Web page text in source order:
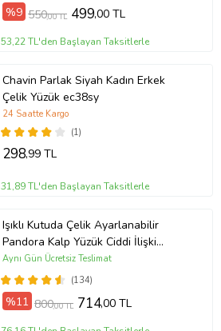
%9 550,00 TL 499,00 TL
53,22 TL'den Başlayan Taksitlerle
Chavin Parlak Siyah Kadın Erkek
Çelik Yüzük ec38sy
(1)
24 Saatte Kargo
298,99 TL
31,89 TL'den Başlayan Taksitlerle
Işıklı Kutuda Çelik Ayarlanabilir
Pandora Kalp Yüzük Ciddi İlişki
Yüzüğü (Gümüş)
(134)
Aynı Gün Ücretsiz Teslimat
%11 800,00 TL 714,00 TL